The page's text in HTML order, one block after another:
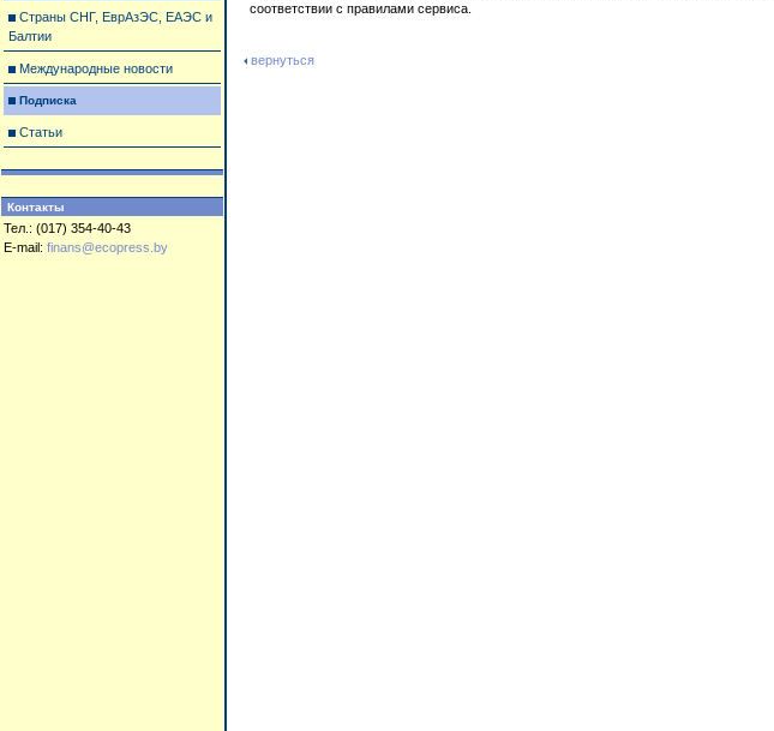
Страны СНГ, ЕврАзЭС, ЕАЭС и
Балтии
Международные новости
Подписка
Статьи
Контакты
Тел.: (017) 354-40-43
E-mail: finans@ecopress.by
соответствии с правилами сервиса.
вернуться